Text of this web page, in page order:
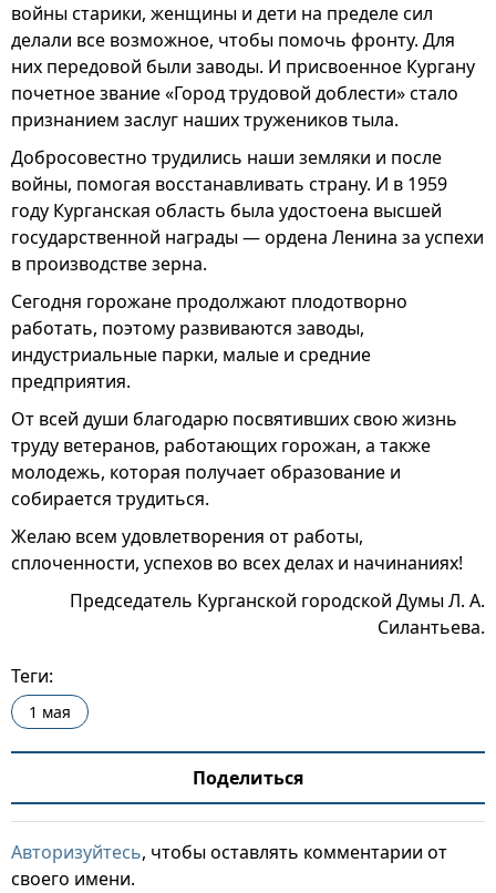
войны старики, женщины и дети на пределе сил
делали все возможное, чтобы помочь фронту. Для
них передовой были заводы. И присвоенное Кургану
почетное звание «Город трудовой доблести» стало
признанием заслуг наших тружеников тыла.
Добросовестно трудились наши земляки и после
войны, помогая восстанавливать страну. И в 1959
году Курганская область была удостоена высшей
государственной награды — ордена Ленина за успехи
в производстве зерна.
Сегодня горожане продолжают плодотворно
работать, поэтому развиваются заводы,
индустриальные парки, малые и средние
предприятия.
От всей души благодарю посвятивших свою жизнь
труду ветеранов, работающих горожан, а также
молодежь, которая получает образование и
собирается трудиться.
Желаю всем удовлетворения от работы,
сплоченности, успехов во всех делах и начинаниях!
Председатель Курганской городской Думы Л. А.
Силантьева.
Теги:
1 мая
Поделиться
Авторизуйтесь, чтобы оставлять комментарии от
своего имени.